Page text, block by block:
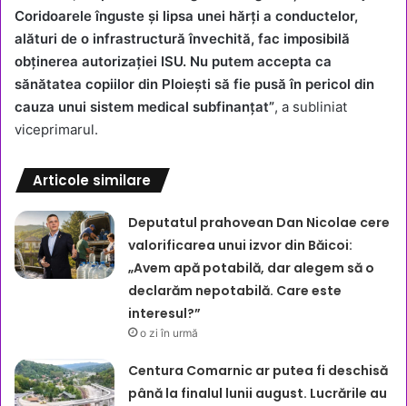
Coridoarele înguste și lipsa unei hărți a conductelor,
alături de o infrastructură învechită, fac imposibilă
obținerea autorizației ISU. Nu putem accepta ca
sănătatea copiilor din Ploiești să fie pusă în pericol din
cauza unui sistem medical subfinanțat”, a subliniat
viceprimarul.
Articole similare
Deputatul prahovean Dan Nicolae cere
valorificarea unui izvor din Băicoi:
„Avem apă potabilă, dar alegem să o
declarăm nepotabilă. Care este
interesul?”
o zi în urmă
Centura Comarnic ar putea fi deschisă
până la finalul lunii august. Lucrările au